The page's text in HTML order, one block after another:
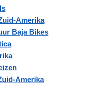
Amerika
Baja Bikes
Amerika